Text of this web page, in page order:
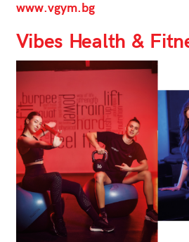
www.vgym.bg
Vibes Health &